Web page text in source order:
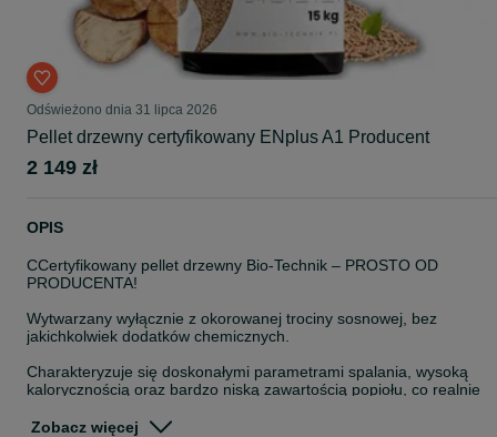
Odświeżono dnia 31 lipca 2026
Pellet drzewny certyfikowany ENplus A1 Producent
2 149 zł
OPIS
CCertyfikowany pellet drzewny Bio-Technik – PROSTO OD
PRODUCENTA!
Wytwarzany wyłącznie z okorowanej trociny sosnowej, bez
jakichkolwiek dodatków chemicznych.
Charakteryzuje się doskonałymi parametrami spalania, wysoką
kalorycznością oraz bardzo niską zawartością popiołu, co realnie
Zobacz więcej